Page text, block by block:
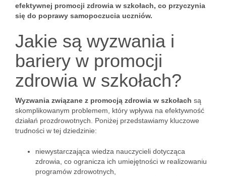
efektywnej promocji zdrowia w szkołach, co przyczynia
się do poprawy samopoczucia uczniów.
Jakie są wyzwania i
bariery w promocji
zdrowia w szkołach?
Wyzwania związane z promocją zdrowia w szkołach są
skomplikowanym problemem, który wpływa na efektywność
działań prozdrowotnych. Poniżej przedstawiamy kluczowe
trudności w tej dziedzinie:
niewystarczająca wiedza nauczycieli dotycząca
zdrowia, co ogranicza ich umiejętności w realizowaniu
programów zdrowotnych,